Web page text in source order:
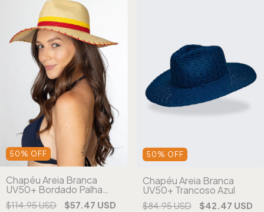
50 % OFF
Chapéu Areia Branca
UV50+ Bordado Palha
Amarelo
$114.95 USD $57.47 USD
50 % OFF
Chapéu Areia Branca
UV50+ Trancoso Azul
$84.95 USD $42.47 USD